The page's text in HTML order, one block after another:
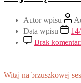
Autor wpisu
Data wpisu
Brak
Witaj na brzuszkowej